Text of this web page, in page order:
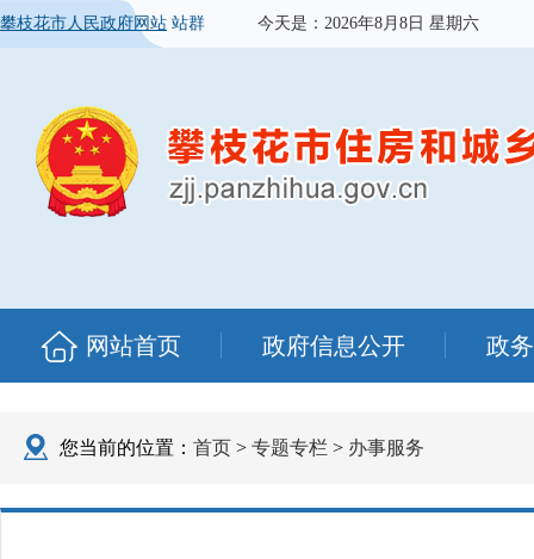
攀枝花市人民政府网站 站群 今天是： 2026年8月8日 星期六
网站首页 政府信息公开 政
您当前的位置： 首页 > 专题专栏 > 办事服务